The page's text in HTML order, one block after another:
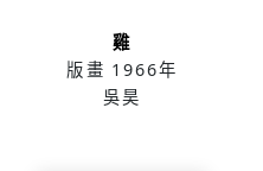
雞
版畫 1966年
吳昊